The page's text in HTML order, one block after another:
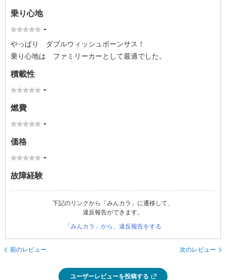
乗り心地
-
やっぱり ダブルウィッシュボーンサス！
乗り心地は ファミリーカーとして最適でした。
積載性
-
燃費
-
価格
-
故障経験
下記のリンクから「みんカラ」に遷移して、
違反報告ができます。
「みんカラ」から、違反報告をする
前のレビュー 次のレビュー
ユーザーレビューを投稿する